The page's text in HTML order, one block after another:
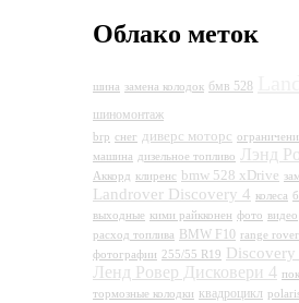
Облако меток
шина замена колодок бмв 528
шиномонтаж
brp снег диверс моторс
машина дизельное топливо Лэнд
Аккорд клиренс bmw 528 xDrive
Landrover Discovery 4 колеса
выходные кими райкконен фото видео
расход топлива BMW F10 range rover
фотографии 255/55 R19 Discovery
Ленд Ровер Дисковери 4
тормозные колодки квадроцикл